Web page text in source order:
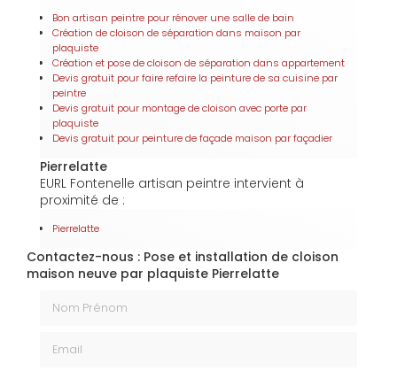
Bon artisan peintre pour rénover une salle de bain
Création de cloison de séparation dans maison par
plaquiste
Création et pose de cloison de séparation dans appartement
Devis gratuit pour faire refaire la peinture de sa cuisine par
peintre
Devis gratuit pour montage de cloison avec porte par
plaquiste
Devis gratuit pour peinture de façade maison par façadier
Pierrelatte
EURL Fontenelle artisan peintre intervient à
proximité de :
Pierrelatte
Contactez-nous : Pose et installation de cloison
maison neuve par plaquiste Pierrelatte